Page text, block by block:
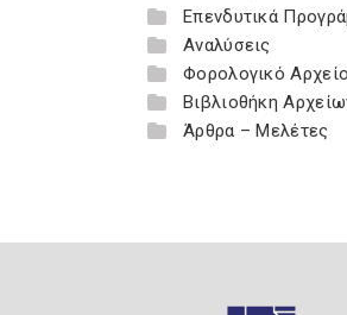
Επενδυτικά
Αναλύσεις
Φορολογικό Αρχείο
Βιβλιοθήκη
Άρθρα – Μελέτες